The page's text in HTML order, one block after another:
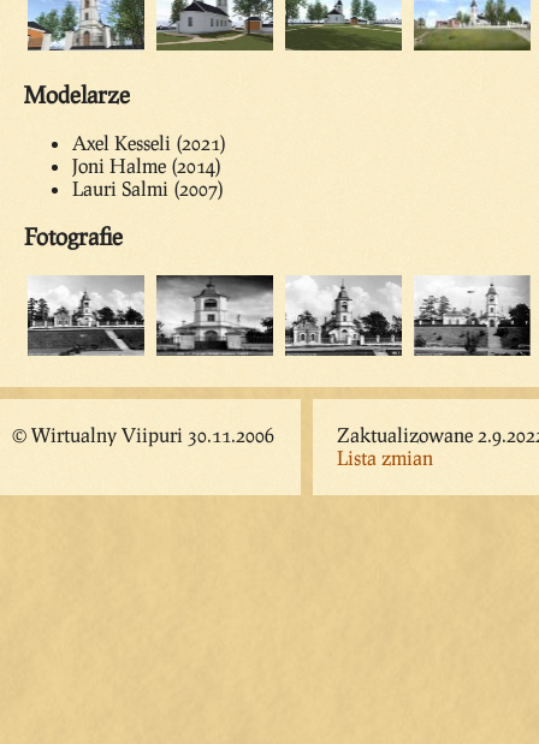
Modelarze
Axel Kesseli (2021)
Joni Halme (2014)
Lauri Salmi (2007)
Fotografie
© Wirtualny Viipuri 30.11.2006
Zaktualizowane
Lista zmian